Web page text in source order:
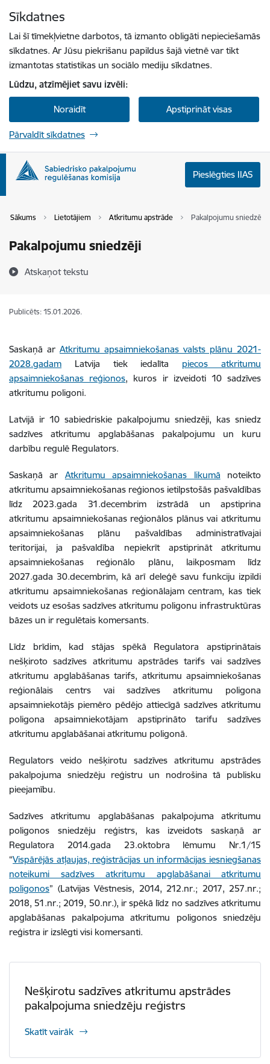
Sīkdatnes
Lai šī tīmekļvietne darbotos, tā izmanto obligāti nepieciešamās
sīkdatnes. Ar Jūsu piekrišanu papildus šajā vietnē var tikt
izmantotas statistikas un sociālo mediju sīkdatnes.
Lūdzu, atzīmējiet savu izvēli:
Noraidīt Apstiprināt visas
Pārvaldīt sīkdatnes
Pieslēgties IIAS
Sākums Lietotājiem Atkritumu apstrāde Pakalpojumu sniedzēji
Pakalpojumu sniedzēji
Atskaņot tekstu
Publicēts: 15.01.2026.
Saskaņā ar Atkritumu apsaimniekošanas valsts plānu 2021-
2028.gadam Latvija tiek iedalīta piecos atkritumu
apsaimniekošanas reģionos, kuros ir izveidoti 10 sadzīves
atkritumu poligoni.
Latvijā ir 10 sabiedriskie pakalpojumu sniedzēji, kas sniedz
sadzīves atkritumu apglabāšanas pakalpojumu un kuru
darbību regulē Regulators.
Saskaņā ar Atkritumu apsaimniekošanas likumā noteikto
atkritumu apsaimniekošanas reģionos ietilpstošās pašvaldības
līdz 2023.gada 31.decembrim izstrādā un apstiprina
atkritumu apsaimniekošanas reģionālos plānus vai atkritumu
apsaimniekošanas plānu pašvaldības administratīvajai
teritorijai, ja pašvaldība nepiekrīt apstiprināt atkritumu
apsaimniekošanas reģionālo plānu, laikposmam līdz
2027.gada 30.decembrim, kā arī deleģē savu funkciju izpildi
atkritumu apsaimniekošanas reģionālajam centram, kas tiek
veidots uz esošas sadzīves atkritumu poligonu infrastruktūras
bāzes un ir regulētais komersants.
Līdz brīdim, kad stājas spēkā Regulatora apstiprinātais
nešķiroto sadzīves atkritumu apstrādes tarifs vai sadzīves
atkritumu apglabāšanas tarifs, atkritumu apsaimniekošanas
reģionālais centrs vai sadzīves atkritumu poligona
apsaimniekotājs piemēro pēdējo attiecīgā sadzīves atkritumu
poligona apsaimniekotājam apstiprināto tarifu sadzīves
atkritumu apglabāšanai atkritumu poligonā.
Regulators veido nešķirotu sadzīves atkritumu apstrādes
pakalpojuma sniedzēju reģistru un nodrošina tā publisku
pieejamību.
Sadzīves atkritumu apglabāšanas pakalpojuma atkritumu
poligonos sniedzēju reģistrs, kas izveidots saskaņā ar
Regulatora 2014.gada 23.oktobra lēmumu Nr.1/15
“Vispārējās atļaujas, reģistrācijas un informācijas iesniegšanas
noteikumi sadzīves atkritumu apglabāšanai atkritumu
poligonos” (Latvijas Vēstnesis, 2014, 212.nr.; 2017, 257.nr.;
2018, 51.nr.; 2019, 50.nr.), ir spēkā līdz no sadzīves atkritumu
apglabāšanas pakalpojuma atkritumu poligonos sniedzēju
reģistra ir izslēgti visi komersanti.
Nešķirotu sadzīves atkritumu apstrādes
pakalpojuma sniedzēju reģistrs
Skatīt vairāk